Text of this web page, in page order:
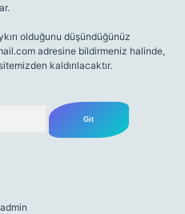
olduğunu düşündüğünüz
adresine bildirmeniz halinde,
kaldırılacaktır.
admin